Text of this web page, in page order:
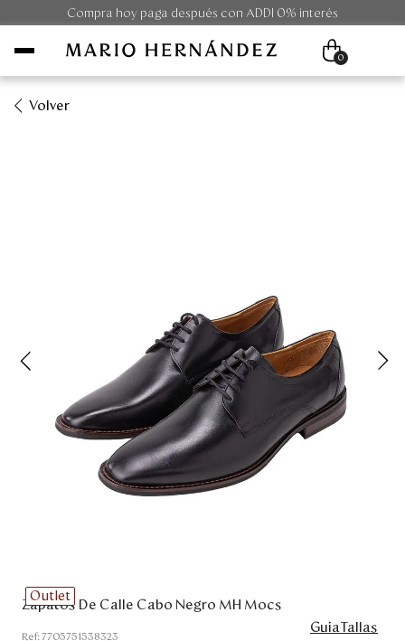
Compra hoy paga después con ADDI 0% interés
Outlet
Disney
Mi cuenta
0
Volver
Outlet
Zapatos De Calle Cabo Negro MH Mocs
:7705751538323
GuiaTallas